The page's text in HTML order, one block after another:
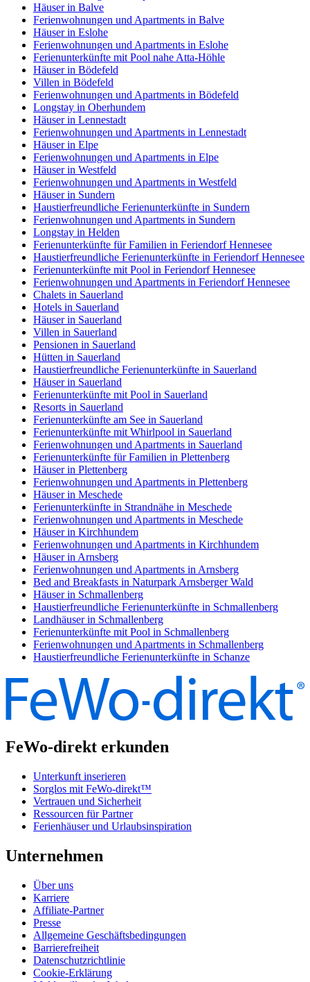
Häuser in Balve
Ferienwohnungen und Apartments in Balve
Häuser in Eslohe
Ferienwohnungen und Apartments in Eslohe
Ferienunterkünfte mit Pool nahe Atta-Höhle
Häuser in Bödefeld
Villen in Bödefeld
Ferienwohnungen und Apartments in Bödefeld
Longstay in Oberhundem
Häuser in Lennestadt
Ferienwohnungen und Apartments in Lennestadt
Häuser in Elpe
Ferienwohnungen und Apartments in Elpe
Häuser in Westfeld
Ferienwohnungen und Apartments in Westfeld
Häuser in Sundern
Haustierfreundliche Ferienunterkünfte in Sundern
Ferienwohnungen und Apartments in Sundern
Longstay in Helden
Ferienunterkünfte für Familien in Feriendorf Hennesee
Haustierfreundliche Ferienunterkünfte in Feriendorf Hennesee
Ferienunterkünfte mit Pool in Feriendorf Hennesee
Ferienwohnungen und Apartments in Feriendorf Hennesee
Chalets in Sauerland
Hotels in Sauerland
Häuser in Sauerland
Villen in Sauerland
Pensionen in Sauerland
Hütten in Sauerland
Haustierfreundliche Ferienunterkünfte in Sauerland
Häuser in Sauerland
Ferienunterkünfte mit Pool in Sauerland
Resorts in Sauerland
Ferienunterkünfte am See in Sauerland
Ferienunterkünfte mit Whirlpool in Sauerland
Ferienwohnungen und Apartments in Sauerland
Ferienunterkünfte für Familien in Plettenberg
Häuser in Plettenberg
Ferienwohnungen und Apartments in Plettenberg
Häuser in Meschede
Ferienunterkünfte in Strandnähe in Meschede
Ferienwohnungen und Apartments in Meschede
Häuser in Kirchhundem
Ferienwohnungen und Apartments in Kirchhundem
Häuser in Arnsberg
Ferienwohnungen und Apartments in Arnsberg
Bed and Breakfasts in Naturpark Arnsberger Wald
Häuser in Schmallenberg
Haustierfreundliche Ferienunterkünfte in Schmallenberg
Landhäuser in Schmallenberg
Ferienunterkünfte mit Pool in Schmallenberg
Ferienwohnungen und Apartments in Schmallenberg
Haustierfreundliche Ferienunterkünfte in Schanze
FeWo-direkt erkunden
Unterkunft inserieren
Sorglos mit FeWo-direkt™
Vertrauen und Sicherheit
Ressourcen für Partner
Ferienhäuser und Urlaubsinspiration
Unternehmen
Über uns
Karriere
Affiliate-Partner
Presse
Allgemeine Geschäftsbedingungen
Barrierefreiheit
Datenschutzrichtlinie
Cookie-Erklärung